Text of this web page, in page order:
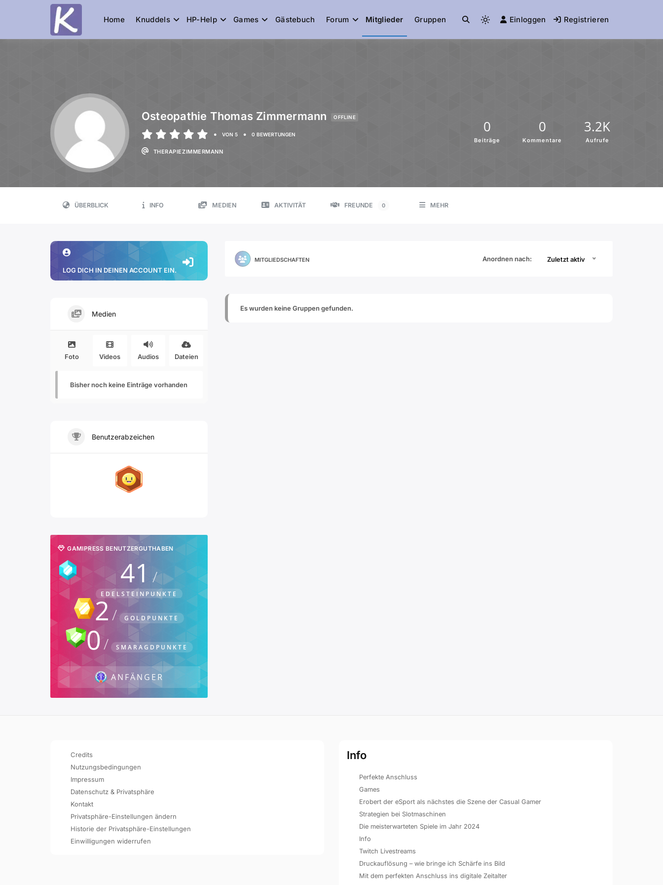
Knuddelesel.de
die Community
Home Knuddels HP-Help Games Gästebuch Forum Mitglieder Gruppen Einloggen Registrieren
Osteopathie Thomas Zimmermann OFFLINE
• VON 5 • 0 BEWERTUNGEN
THERAPIEZIMMERMANN
0
Beiträge
0
Kommentare
3.2K
Aufrufe
ÜBERBLICK INFO MEDIEN AKTIVITÄT FREUNDE 0 MEHR
MITGLIEDSCHAFTEN Anordnen nach: Zuletzt aktiv
Es wurden keine Gruppen gefunden.
LOG DICH IN DEINEN ACCOUNT EIN.
Medien
Foto Videos Audios Dateien
Bisher noch keine Einträge vorhanden
Benutzerabzeichen
GAMIPRESS BENUTZERGUTHABEN
41
EDELSTEINPUNKTE
2 GOLDPUNKTE
0 SMARAGDPUNKTE
ANFÄNGER
Credits
Nutzungsbedingungen
Impressum
Datenschutz & Privatsphäre
Kontakt
Privatsphäre-Einstellungen ändern
Historie der Privatsphäre-Einstellungen
Einwilligungen widerrufen
Info
Perfekte Anschluss
Games
Erobert der eSport als nächstes die Szene der Casual Gamer
Strategien bei Slotmaschinen
Die meisterwarteten Spiele im Jahr 2024
Info
Twitch Livestreams
Druckauflösung – wie bringe ich Schärfe ins Bild
Mit dem perfekten Anschluss ins digitale Zeitalter